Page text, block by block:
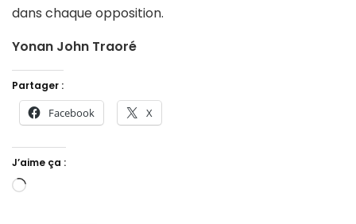
dans chaque opposition.
Yonan John Traoré
Partager :
Facebook X
J’aime ça :
Chargement…